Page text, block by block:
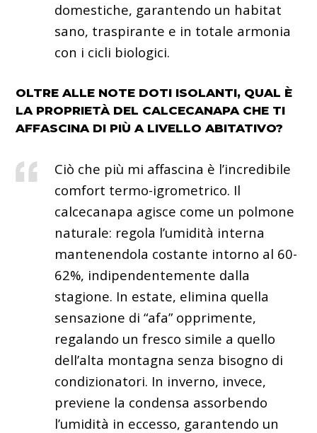
domestiche, garantendo un habitat
sano, traspirante e in totale armonia
con i cicli biologici.
OLTRE ALLE NOTE DOTI ISOLANTI, QUAL È
LA PROPRIETÀ DEL CALCECANAPA CHE TI
AFFASCINA DI PIÙ A LIVELLO ABITATIVO?
Ciò che più mi affascina è l’incredibile
comfort termo-igrometrico. Il
calcecanapa agisce come un polmone
naturale: regola l’umidità interna
mantenendola costante intorno al 60-
62%, indipendentemente dalla
stagione. In estate, elimina quella
sensazione di “afa” opprimente,
regalando un fresco simile a quello
dell’alta montagna senza bisogno di
condizionatori. In inverno, invece,
previene la condensa assorbendo
l’umidità in eccesso, garantendo un